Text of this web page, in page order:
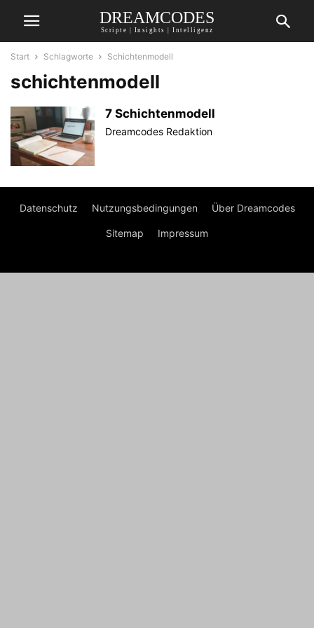
DREAMCODES
Scripte | Insights | Intelligenz
Start Schlagworte Schichtenmodell
schichtenmodell
7 Schichtenmodell
Dreamcodes Redaktion
Datenschutz Nutzungsbedingungen Über Dreamcodes
Sitemap Impressum